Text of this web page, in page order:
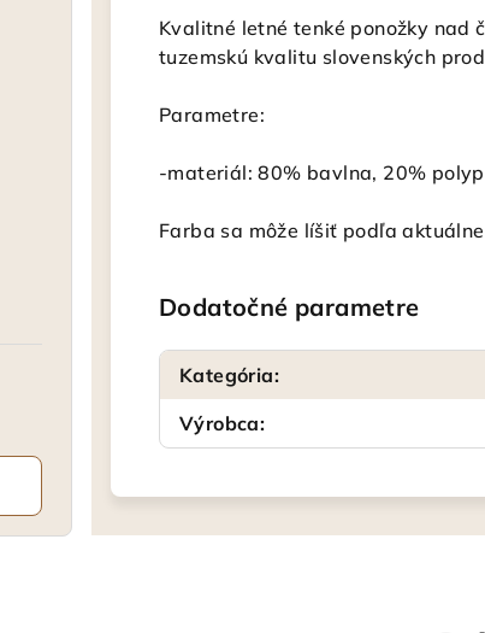
Kvalitné letné tenké ponožky nad
tuzemskú kvalitu slovenských
Parametre:
-materiál: 80% bavlna, 20%
Farba sa môže líšiť podľa
Dodatočné parametre
Kategória:
Výrobca: